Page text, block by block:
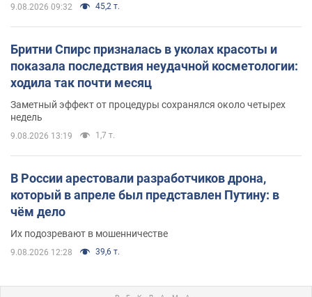
9.08.2026 09:32 45,2 т.
Бритни Спирс призналась в уколах красоты и
показала последствия неудачной косметологии:
ходила так почти месяц
Заметный эффект от процедуры сохранялся около четырех
недель
9.08.2026 13:19 1,7 т.
В России арестовали разработчиков дрона,
который в апреле был представлен Путину: в
чём дело
Их подозревают в мошенничестве
9.08.2026 12:28 39,6 т.